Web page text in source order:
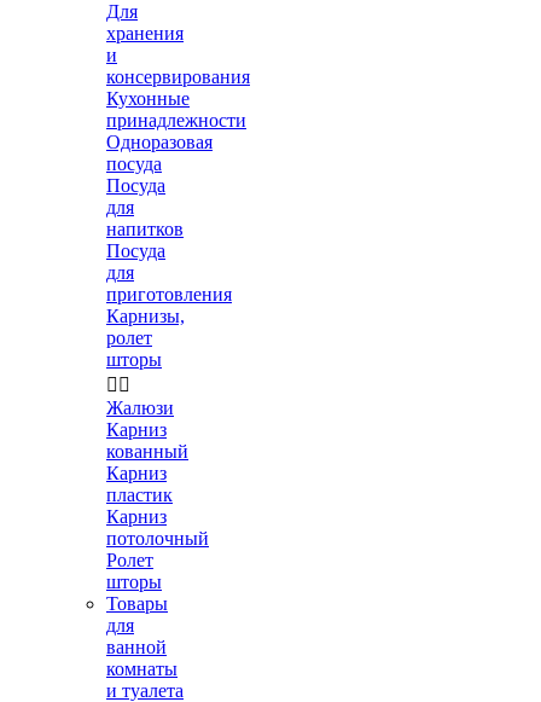
Для
хранения
и
консервирования
Кухонные
принадлежности
Одноразовая
посуда
Посуда
для
напитков
Посуда
для
приготовления
Карнизы,
ролет
шторы
 
Жалюзи
Карниз
кованный
Карниз
пластик
Карниз
потолочный
Ролет
шторы
Товары
для
ванной
комнаты
и туалета